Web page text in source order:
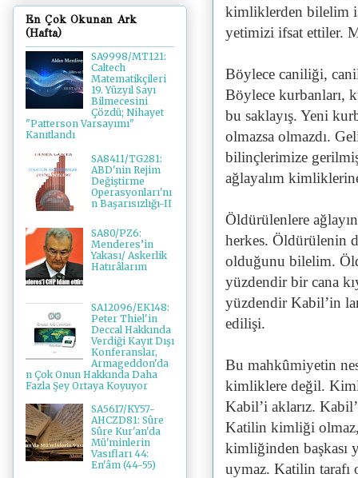
kimliklerden bilelim
yetimizi ifsat ettiler.
Böylece caniliği,
Böylece kurbanları,
bu saklayış. Yeni
olmazsa olmazdı.
bilinçlerimize
ağlayalım
Öldürülenlere
herkes. Öldürülenin
olduğunu bilelim.
yüzdendir bir cana
yüzdendir Kabil’in
edilişi.
Bu mahkûmiyetin
kimliklere değil.
Kabil’i aklarız.
Katilin kimliği
kimliğinden başkası
uymaz. Katilin tarafı
En Çok Okunan Ark
(Hafta)
SA9998/MT121:
Caltech
Matematikçileri
19. Yüzyıl Sayı
Bilmecesini
Çözdü; Nihayet
"Patterson Varsayımı"
Kanıtlandı
SA8411/TG281:
ABD'nin Rejim
Değiştirme
Operasyonları'nı
n Başarısızlığı-II
SA80/PZ6:
Menderes’in
Yakası/ Askerlik
Hatırâlarım
SA12096/EK148:
Peter Thiel'in
Deccal Hakkında
Verdiği Kayıt Dışı
Konferanslar,
Armageddon'da
n Çok Onun Hakkında Daha
Fazla Şey Ortaya Koyuyor
SA5617/KY57-
AHCZD81: Sûre
Sûre Kur'an'da
Mü'minlerin
Vasıfları 44:
En'âm (44-55)